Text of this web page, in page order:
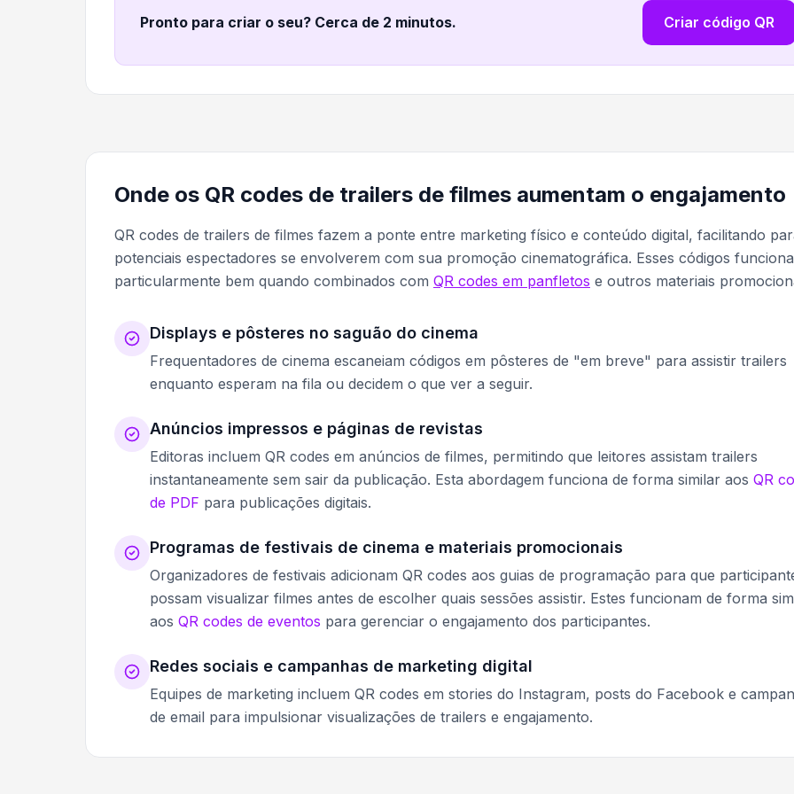
Pronto para criar o seu? Cerca de 2 minutos. Criar código QR
Onde os QR codes de trailers de filmes aumentam o engajamento
QR codes de trailers de filmes fazem a ponte entre marketing físico e conteúdo digital, facilitando
potenciais espectadores se envolverem com sua promoção cinematográfica. Esses códigos
particularmente bem quando combinados com QR codes em panfletos e outros materiais
Displays e pôsteres no saguão do cinema
Frequentadores de cinema escaneiam códigos em pôsteres de "em breve" para assistir trailers
enquanto esperam na fila ou decidem o que ver a seguir.
Anúncios impressos e páginas de revistas
Editoras incluem QR codes em anúncios de filmes, permitindo que leitores assistam trailers
instantaneamente sem sair da publicação. Esta abordagem funciona de forma similar aos QR
de PDF para publicações digitais.
Programas de festivais de cinema e materiais promocionais
Organizadores de festivais adicionam QR codes aos guias de programação para que
possam visualizar filmes antes de escolher quais sessões assistir. Estes funcionam de forma
aos QR codes de eventos para gerenciar o engajamento dos participantes.
Redes sociais e campanhas de marketing digital
Equipes de marketing incluem QR codes em stories do Instagram, posts do Facebook e
de email para impulsionar visualizações de trailers e engajamento.